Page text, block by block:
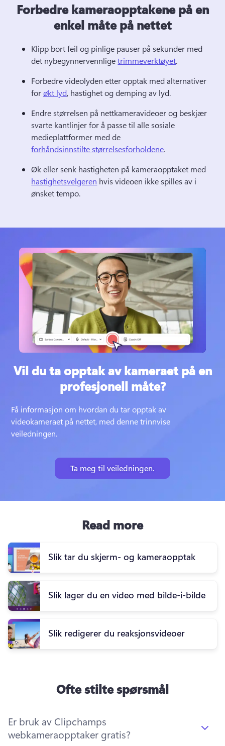
Forbedre kameraopptakene på en
enkel måte på nettet
Klipp bort feil og pinlige pauser på sekunder med
det nybegynnervennlige trimmeverktøyet.
Forbedre videolyden etter opptak med alternativer
for økt lyd, hastighet og demping av lyd.
Endre størrelsen på nettkameravideoer og beskjær
svarte kantlinjer for å passe til alle sosiale
medieplattformer med de
forhåndsinnstilte størrelsesforholdene.
Øk eller senk hastigheten på kameraopptaket med
hastighetsvelgeren hvis videoen ikke spilles av i
ønsket tempo.
Vil du ta opptak av kameraet på en
profesjonell måte?
Få informasjon om hvordan du tar opptak av
videokameraet på nettet, med denne trinnvise
veiledningen.
Ta meg til veiledningen.
Read more
Slik tar du skjerm- og kameraopptak
Slik lager du en video med bilde-i-bilde
Slik redigerer du reaksjonsvideoer
Ofte stilte spørsmål
Er bruk av Clipchamps
webkameraopptaker gratis?